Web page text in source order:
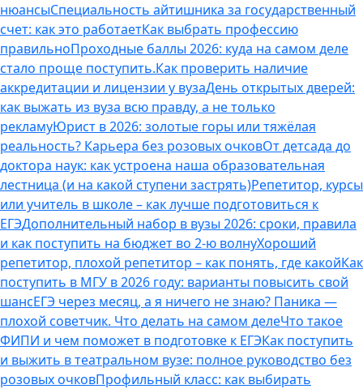
нюансыСпециальность айтишника за государственный
счет: как это работаетКак выбрать профессию
правильноПроходные баллы 2026: куда на самом деле
стало проще поступить.Как проверить наличие
аккредитации и лицензии у вузаДень открытых дверей:
как выжать из вуза всю правду, а не только
рекламуЮрист в 2026: золотые горы или тяжёлая
реальность? Карьера без розовых очковОт детсада до
доктора наук: как устроена наша образовательная
лестница (и на какой ступени застрять)Репетитор, курсы
или учитель в школе – как лучше подготовиться к
ЕГЭДополнительный набор в вузы 2026: сроки, правила
и как поступить на бюджет во 2‑ю волнуХороший
репетитор, плохой репетитор – как понять, где какойКак
поступить в МГУ в 2026 году: варианты повысить свой
шансЕГЭ через месяц, а я ничего не знаю? Паника —
плохой советчик. Что делать на самом делеЧто такое
ФИПИ и чем поможет в подготовке к ЕГЭКак поступить
и выжить в театральном вузе: полное руководство без
розовых очковПрофильный класс: как выбирать